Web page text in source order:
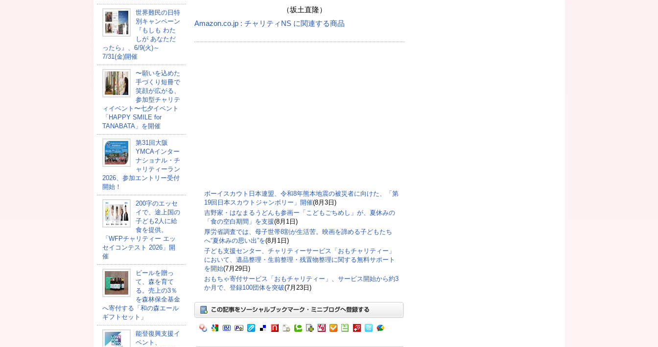
世界難民の日特
別キャンペーン
『もしも わた
しが あなただ
ったら』、6/9(火)～
7/31(金)開催
〜願いを込めた
手づくり短冊で
笑顔が広がる、
参加型チャリテ
ィイベント〜七夕イベント
「HAPPY SMILE for
TANABATA」を開催
第31回大阪
YMCAインター
ナショナル・チ
ャリティーラン
2026、参加エントリー受付
開始！
200字のエッセ
イで、途上国の
子ども2人に給
食を提供。
「WFPチャリティー エッ
セイコンテスト 2026」開
催
ビールを贈っ
て、森を育て
る。売上の3％
を森林保全基金
へ寄付する「和の森エール
ギフトセット」
能登復興支援イ
ベント、
（坂土直隆）
Amazon.co.jp : チャリティNS に関連する商品
ボーイスカウト日本連盟、令和8年熊本地震の被災者に向けた、「第
19回日本スカウトジャンボリー」開催(8月3日)
吉野家・はなまるうどんも参画ー「こどもごちめし」が、夏休みの
「食の空白期間」を支援(8月1日)
厚労省調査では、母子世帯8割が生活苦。映画を諦める子どもたち
へ“夏休みの思い出”を(8月1日)
子ども支援センター、チャリティーサービス「おもチャリティー」
において、遺品整理・生前整理・残置物整理に関する無料サポート
を開始(7月29日)
おもちゃ寄付サービス「おもチャリティー」、サービス開始から約3
か月で、登録100団体を突破(7月23日)